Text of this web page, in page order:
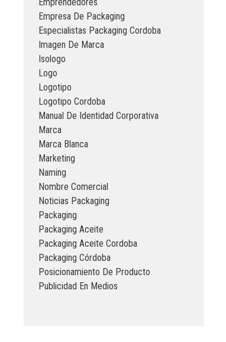
Empresa De Packaging
Especialistas Packaging Cordoba
Imagen De Marca
Isologo
Logo
Logotipo
Logotipo Cordoba
Manual De Identidad Corporativa
Marca
Marca Blanca
Marketing
Naming
Nombre Comercial
Noticias Packaging
Packaging
Packaging Aceite
Packaging Aceite Cordoba
Packaging Córdoba
Posicionamiento De Producto
Publicidad En Medios